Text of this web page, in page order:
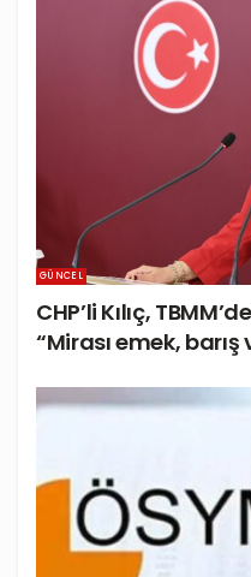
GÜNCEL
CHP’li Kılıç,
“Mirası emek,